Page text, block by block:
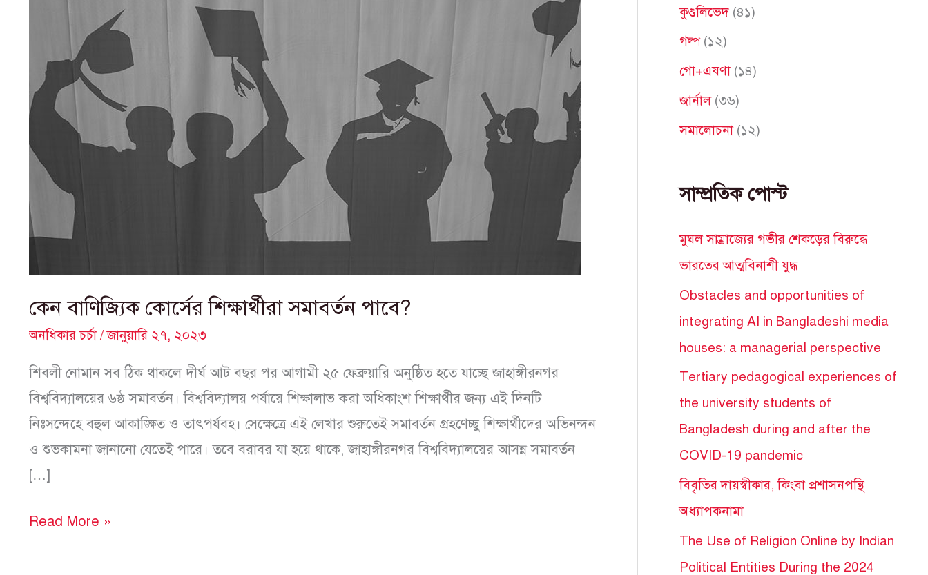
কেন বাণিজ্যিক কোর্সের শিক্ষার্থীরা সমাবর্তন পাবে?
অনধিকার চর্চা/জানুয়ারি ২৭, ২০২৩
শিবলী নোমান সব ঠিক থাকলে দীর্ঘ আট বছর পর আগামী ২৫ ফেব্রুয়ারি অনুষ্ঠিত হতে যাচ্ছে জাহাঙ্গীরনগর
বিশ্ববিদ্যালয়ের ৬ষ্ঠ সমাবর্তন। বিশ্ববিদ্যালয় পর্যায়ে শিক্ষালাভ করা অধিকাংশ শিক্ষার্থীর জন্য এই দিনটি
নিঃসন্দেহে বহুল আকাঙ্ক্ষিত ও তাৎপর্যবহ। সেক্ষেত্রে এই লেখার শুরুতেই সমাবর্তন গ্রহণেচ্ছু শিক্ষার্থীদের অভিনন্দন
ও শুভকামনা জানানো যেতেই পারে। তবে বরাবর যা হয়ে থাকে, জাহাঙ্গীরনগর বিশ্ববিদ্যালয়ের আসন্ন সমাবর্তন
[…]
শিক্ষার্থীরা
সমাবর্তন
পাবে?
Read More »
:
কুণ্ডলিভেদ (৪১)
গল্প(১২)
গো+এষণা(১৪)
জার্নাল(৩৬)
সমালোচনা(১২)
সাম্প্রতিক পোস্ট
মুঘল সাম্রাজ্যের গভীর শেকড়ের বিরুদ্ধে
ভারতের আত্মবিনাশী যুদ্ধ
Obstacles and opportunities of
integrating AI in Bangladeshi media
houses: a managerial perspective
Tertiary pedagogical experiences of
the university students of
Bangladesh during and after the
COVID-19 pandemic
বিবৃতির দায়স্বীকার, কিংবা প্রশাসনপন্থি
অধ্যাপকনামা
The Use of Religion Online by Indian
Political Entities During the 2024